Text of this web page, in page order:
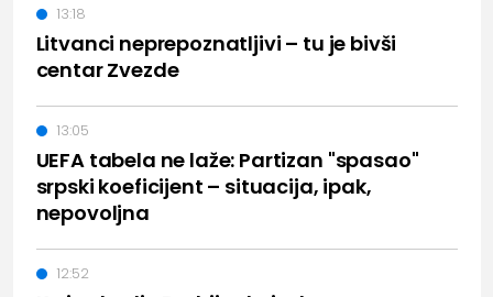
Litvanci neprepoznatljivi – tu je bivši
centar Zvezde
13:18
UEFA tabela ne laže: Partizan "spasao"
srpski koeficijent – situacija, ipak,
nepovoljna
13:05
12:52